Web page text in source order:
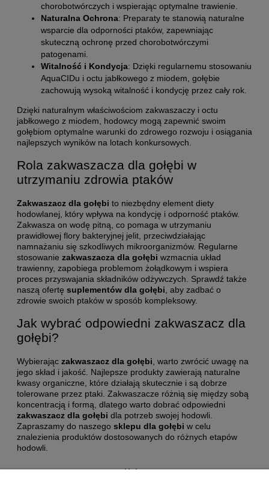
chorobotwórczych i wspierając optymalne trawienie.
Naturalna Ochrona: Preparaty te stanowią naturalne
wsparcie dla odporności ptaków, zapewniając
skuteczną ochronę przed chorobotwórczymi
patogenami.
Witalność i Kondycja: Dzięki regularnemu stosowaniu
AquaCIDu i octu jabłkowego z miodem, gołębie
zachowują wysoką witalność i kondycję przez cały rok.
Dzięki naturalnym właściwościom zakwaszaczy i octu
jabłkowego z miodem, hodowcy mogą zapewnić swoim
gołębiom optymalne warunki do zdrowego rozwoju i osiągania
najlepszych wyników na lotach konkursowych.
Rola zakwaszacza dla gołębi w
utrzymaniu zdrowia ptaków
Zakwaszacz dla gołębi to niezbędny element diety
hodowlanej, który wpływa na kondycję i odporność ptaków.
Zakwasza on wodę pitną, co pomaga w utrzymaniu
prawidłowej flory bakteryjnej jelit, przeciwdziałając
namnażaniu się szkodliwych mikroorganizmów. Regularne
stosowanie zakwaszacza dla gołębi wzmacnia układ
trawienny, zapobiega problemom żołądkowym i wspiera
proces przyswajania składników odżywczych. Sprawdź także
naszą ofertę suplementów dla gołębi , aby zadbać o
zdrowie swoich ptaków w sposób kompleksowy.
Jak wybrać odpowiedni zakwaszacz dla
gołębi?
Wybierając zakwaszacz dla gołębi , warto zwrócić uwagę na
jego skład i jakość. Najlepsze produkty zawierają naturalne
kwasy organiczne, które działają skutecznie i są dobrze
tolerowane przez ptaki. Zakwaszacze różnią się między sobą
koncentracją i formą, dlatego warto dobrać odpowiedni
zakwaszacz dla gołębi dla potrzeb swojej hodowli.
Zapraszamy do naszego sklepu dla gołębi w celu
znalezienia produktów dostosowanych do różnych etapów
hodowli.
Help